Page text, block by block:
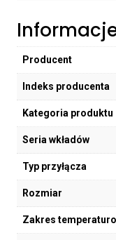
Producent
Indeks producenta
Kategoria produktu
Seria wkładów
Typ przyłącza
Rozmiar
Zakres